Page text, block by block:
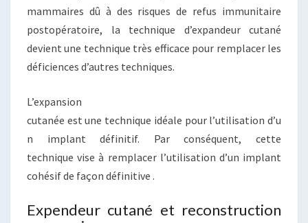
mammaires dû à des risques de refus immunitaire
postopératoire, la technique d’expandeur cutané
devient une technique très efficace pour remplacer les
déficiences d’autres techniques.
L’expansion
cutanée est une technique idéale pour l’utilisation d’u
n implant définitif. Par conséquent, cette
technique vise à remplacer l’utilisation d’un implant
cohésif de façon définitive .
Expendeur cutané et reconstruction